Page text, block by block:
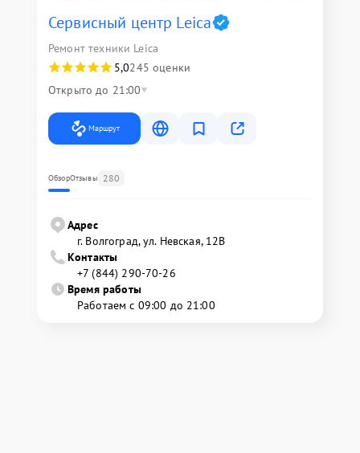
Сервисный центр Leica
Ремонт техники Leica
5,0245 оценки
Открыто до 21:00
Маршрут
ОбзорОтзывы 280
Адрес
г. Волгоград, ул. Невская, 12В
Контакты
+7 (844) 290-70-26
Время работы
Работаем с 09:00 до 21:00